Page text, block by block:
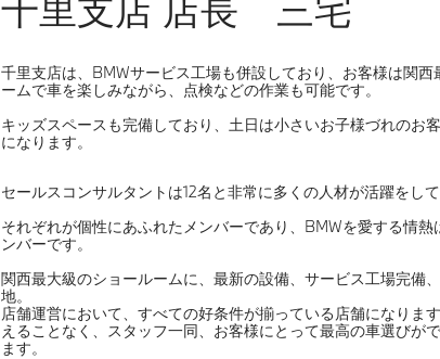
千里支店は、BMWサービス工場も併設しており、お客様は関
ームで車を楽しみながら、点検などの作業も可能です。
キッズスペースも完備しており、土日は小さいお子様づれのお
になります。
セールスコンサルタントは12名と非常に多くの人材が活躍をして
それぞれが個性にあふれたメンバーであり、BMWを愛する情熱
ンバーです。
関西最大級のショールームに、最新の設備、サービス工場完備
地。
店舗運営において、すべての好条件が揃っている店舗になりま
えることなく、スタッフ一同、お客様にとって最高の車選びが
ます。